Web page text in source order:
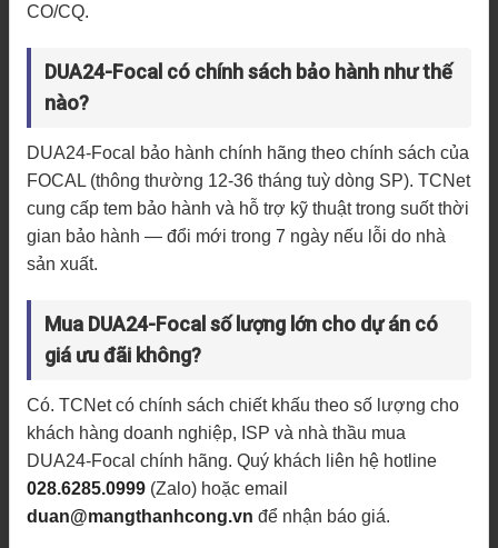
CO/CQ.
DUA24-Focal có chính sách bảo hành như thế
nào?
DUA24-Focal bảo hành chính hãng theo chính sách của
FOCAL (thông thường 12-36 tháng tuỳ dòng SP). TCNet
cung cấp tem bảo hành và hỗ trợ kỹ thuật trong suốt thời
gian bảo hành — đổi mới trong 7 ngày nếu lỗi do nhà
sản xuất.
Mua DUA24-Focal số lượng lớn cho dự án có
giá ưu đãi không?
Có. TCNet có chính sách chiết khấu theo số lượng cho
khách hàng doanh nghiệp, ISP và nhà thầu mua
DUA24-Focal chính hãng. Quý khách liên hệ hotline
028.6285.0999 (Zalo) hoặc email
duan@mangthanhcong.vn để nhận báo giá.